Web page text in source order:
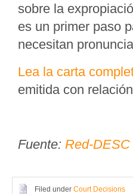
sobre la
es un primer paso
necesitan
Lea la carta
emitida con
Fuente: Red-DESC
Filed under Court Decisions